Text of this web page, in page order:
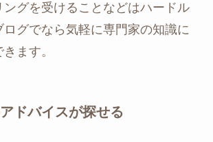
ングを受けることなどはハードル
ログでなら気軽に専門家の知識に
ます。
ドバイスが探せる